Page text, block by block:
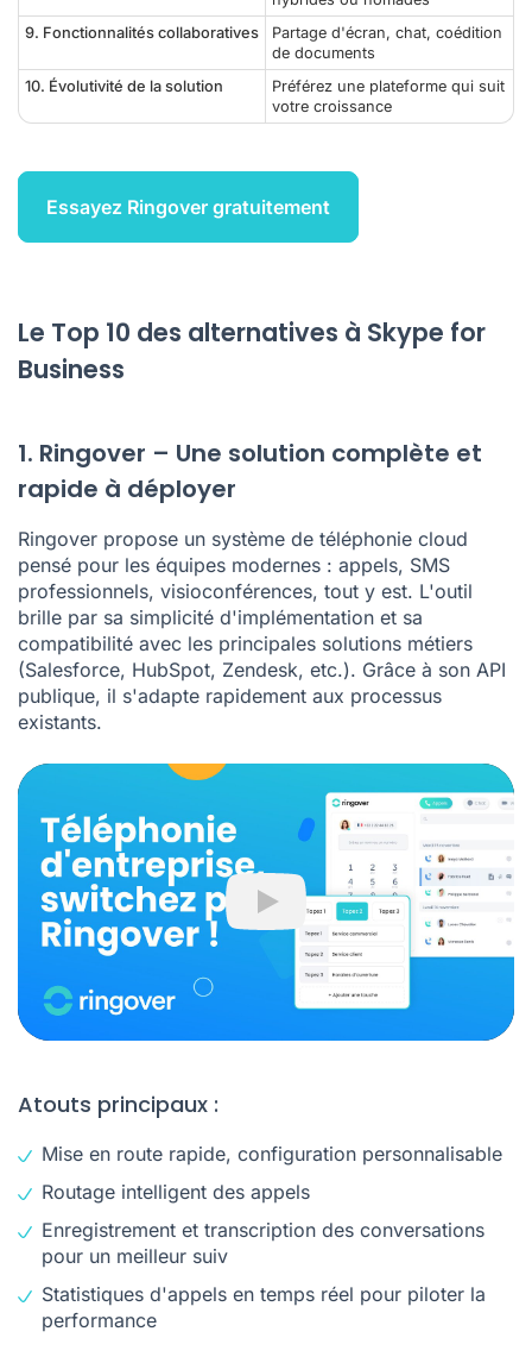
9. Fonctionnalités collaboratives
Partage d'écran, chat, coédition
de documents
10. Évolutivité de la solution
Préférez une plateforme qui suit
votre croissance
Essayez Ringover gratuitement
Le Top 10 des alternatives à Skype for
Business
1. Ringover – Une solution complète et
rapide à déployer
Ringover propose un système de téléphonie cloud
pensé pour les équipes modernes : appels, SMS
professionnels, visioconférences, tout y est. L'outil
brille par sa simplicité d'implémentation et sa
compatibilité avec les principales solutions métiers
(Salesforce, HubSpot, Zendesk, etc.). Grâce à son API
publique, il s'adapte rapidement aux processus
existants.
Play
Atouts principaux :
Mise en route rapide, configuration personnalisable
Routage intelligent des appels
Enregistrement et transcription des conversations
pour un meilleur suiv
Statistiques d'appels en temps réel pour piloter la
performance